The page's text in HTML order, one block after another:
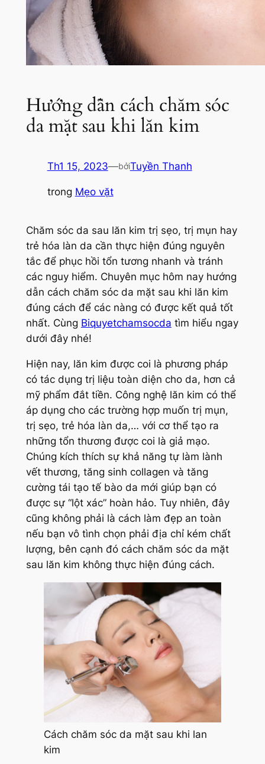
Hướng dẫn cách chăm sóc
da mặt sau khi lăn kim
Th1 15, 2023—bởiTuyền Thanh
trong Mẹo vặt
Chăm sóc da sau lăn kim trị sẹo, trị mụn hay
trẻ hóa làn da cần thực hiện đúng nguyên
tắc để phục hồi tổn tương nhanh và tránh
các nguy hiểm. Chuyên mục hôm nay hướng
dẫn cách chăm sóc da mặt sau khi lăn kim
đúng cách để các nàng có được kết quả tốt
nhất. Cùng Biquyetchamsocda tìm hiểu ngay
dưới đây nhé!
Hiện nay, lăn kim được coi là phương pháp
có tác dụng trị liệu toàn diện cho da, hơn cả
mỹ phẩm đắt tiền. Công nghệ lăn kim có thể
áp dụng cho các trường hợp muốn trị mụn,
trị sẹo, trẻ hóa làn da,… với cơ thể tạo ra
những tổn thương được coi là giả mạo.
Chúng kích thích sự khả năng tự làm lành
vết thương, tăng sinh collagen và tăng
cường tái tạo tế bào da mới giúp bạn có
được sự “lột xác” hoàn hảo. Tuy nhiên, đây
cũng không phải là cách làm đẹp an toàn
nếu bạn vô tình chọn phải địa chỉ kém chất
lượng, bên cạnh đó cách chăm sóc da mặt
sau lăn kim không thực hiện đúng cách.
Cách chăm sóc da mặt sau khi lan
kim